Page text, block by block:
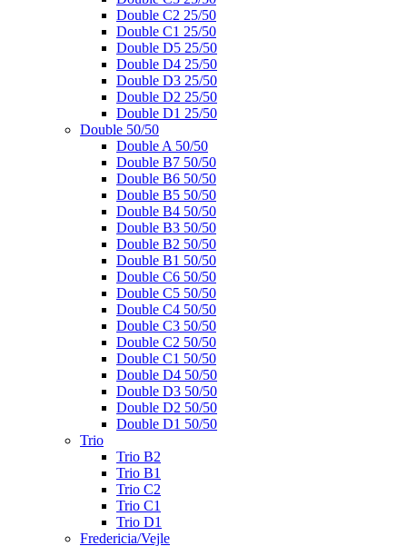
Double C2 25/50
Double C1 25/50
Double D5 25/50
Double D4 25/50
Double D3 25/50
Double D2 25/50
Double D1 25/50
Double 50/50
Double A 50/50
Double B7 50/50
Double B6 50/50
Double B5 50/50
Double B4 50/50
Double B3 50/50
Double B2 50/50
Double B1 50/50
Double C6 50/50
Double C5 50/50
Double C4 50/50
Double C3 50/50
Double C2 50/50
Double C1 50/50
Double D4 50/50
Double D3 50/50
Double D2 50/50
Double D1 50/50
Trio
Trio B2
Trio B1
Trio C2
Trio C1
Trio D1
Fredericia/Vejle